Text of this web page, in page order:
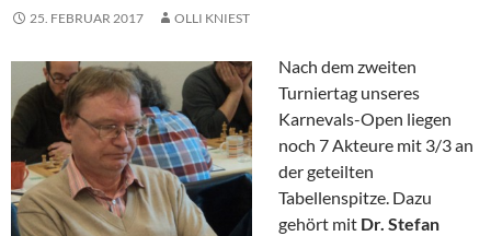
25. FEBRUAR 2017 OLLI KNIEST
Nach dem zweiten
Turniertag unseres
Karnevals-Open liegen
noch 7 Akteure mit 3/3 an
der geteilten
Tabellenspitze. Dazu
gehört mit Dr. Stefan